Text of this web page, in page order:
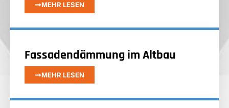
MEHR LESEN
Fassadendämmung im Altbau
MEHR LESEN